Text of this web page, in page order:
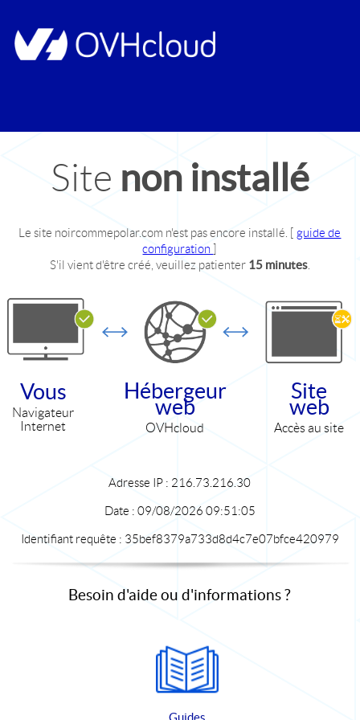
Site non installé
Le site noircommepolar.com n'est pas encore installé. [ guide de
configuration]
S'il vient d'être créé, veuillez patienter 15 minutes
Vous
Navigateur
Internet
Hébergeur
web
OVHcloud
Site
web
Accès au site
Adresse IP : 216.73.216.30
Date : 09/08/2026 09:51:05
Identifiant requête : 35bef8379a733d8d4c7e07bfce420979
Besoin d'aide ou d'informations ?
Guides